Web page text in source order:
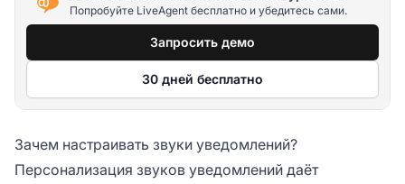
Попробуйте LiveAgent бесплатно и убедитесь сами.
Запросить демо
30 дней бесплатно
Зачем настраивать звуки уведомлений?
Персонализация звуков уведомлений даёт